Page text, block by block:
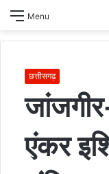
Menu
छत्तीसगढ़
एंकर